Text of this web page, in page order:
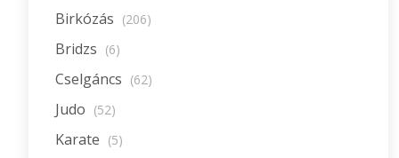
Birkózás (206)
Bridzs (6)
Cselgáncs (62)
Judo (52)
Karate (5)